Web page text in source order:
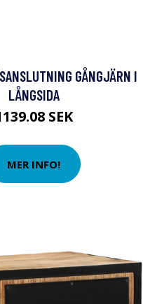
GÅNGJÄRN I
LÅNGSIDA
SEK
MER INFO!